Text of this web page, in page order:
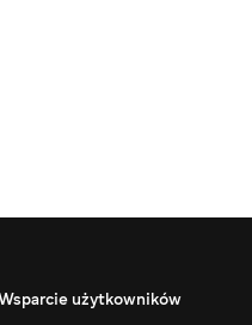
użytkowników